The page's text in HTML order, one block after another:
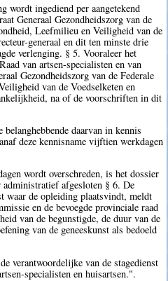
wordt ingediend per aangetekend
Generaal Gezondheidszorg van de
Leefmilieu en Veiligheid van de
generaal en dit ten minste drie
verlenging. § 5. Vooraleer het
van artsen-specialisten en van
Gezondheidszorg van de Federale
van de Voedselketen en
na of de voorschriften in dit
daarvan in kennis
deze kennisname vijftien werkdagen
wordt overschreden, is het dossier
afgesloten § 6. De
waar de opleiding plaatsvindt, meldt
en de bevoegde provinciale raad
van de begunstigde, de duur van de
van de geneeskunst als bedoeld
verantwoordelijke van de stagedienst
specialisten en huisartsen.".